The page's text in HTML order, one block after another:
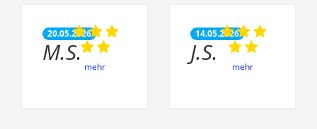
20.05.2026
M.S.
mehr
14.05.2026
J.S.
mehr